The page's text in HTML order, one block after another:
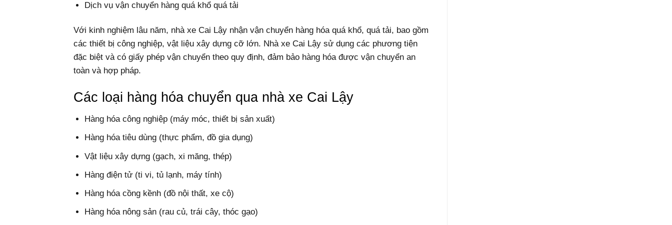
Dịch vụ vận chuyển hàng quá khổ quá tải
Với kinh nghiệm lâu năm, nhà xe Cai Lậy nhận vận chuyển hàng hóa quá khổ, quá tải, bao gồm
các thiết bị công nghiệp, vật liệu xây dựng cỡ lớn. Nhà xe Cai Lậy sử dụng các phương tiện
đặc biệt và có giấy phép vận chuyển theo quy định, đảm bảo hàng hóa được vận chuyển an
toàn và hợp pháp.
Các loại hàng hóa chuyển qua nhà xe Cai Lậy
Hàng hóa công nghiệp (máy móc, thiết bị sản xuất)
Hàng hóa tiêu dùng (thực phẩm, đồ gia dụng)
Vật liệu xây dựng (gạch, xi măng, thép)
Hàng điện tử (ti vi, tủ lạnh, máy tính)
Hàng hóa cồng kềnh (đồ nội thất, xe cộ)
Hàng hóa nông sản (rau củ, trái cây, thóc gạo)